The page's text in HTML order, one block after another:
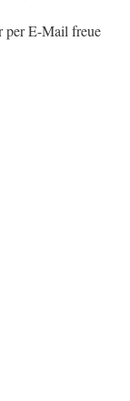
per E-Mail freue